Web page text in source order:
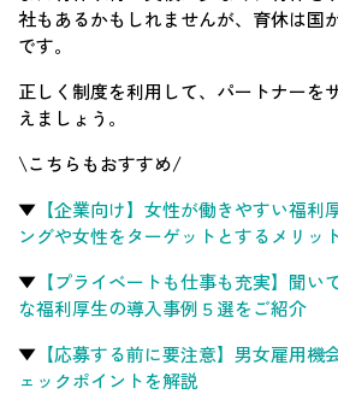
社もあるかもしれませんが、育休は国
です。
正しく制度を利用して、パートナーを
えましょう。
\こちらもおすすめ/
▼ 【企業向け】女性が働きやすい福利
ングや女性をターゲットとするメリッ
▼ 【プライベートも仕事も充実】聞い
な福利厚生の導入事例５選をご紹介
▼ 【応募する前に要注意】男女雇用機
ェックポイントを解説